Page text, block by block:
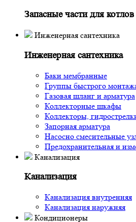
Запасные части для котлов
Инженерная сантехника
Инженерная сантехника
Баки мембранные
Группы быстрого
Газовая шланг и арматура
Коллекторные шкафы
Коллекторы,
Запорная арматура
Насосно смесительные
Предохранительная и
Канализация
Канализация
Канализация внутренняя
Канализация наружняя
Кондиционеры